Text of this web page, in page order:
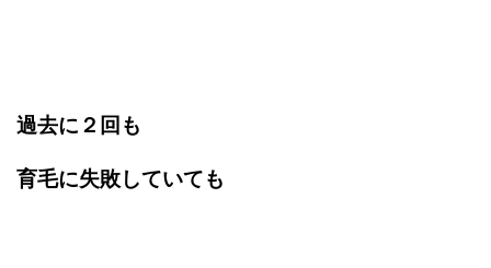
過去に２回も
育毛に失敗していても